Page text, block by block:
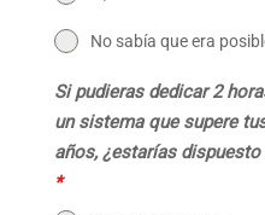
No sabía que era
Si pudieras dedicar 2
un sistema que supere
años, ¿estarías
*